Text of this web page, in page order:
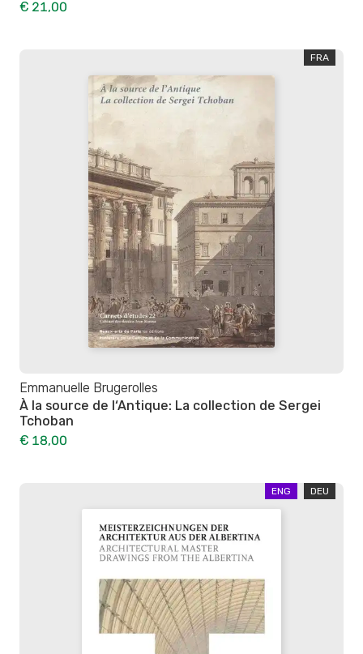
€ 21,00
FRA
Emmanuelle Brugerolles
À la source de l‘Antique: La collection de Sergei
Tchoban
€ 18,00
ENG DEU